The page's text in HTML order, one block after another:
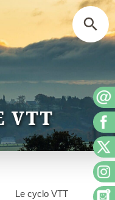
VTT
Le cyclo VTT